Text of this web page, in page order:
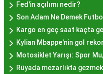
Hayır lokması
mekanlara ve sunulan
gösterir. Genellikle
lokmalarının fiyatları
kalitesiyle uyumlu bir
Fed'in açılımı nedir?
Son Adam Ne Demek
Kargo en geç saat kaçta
Kylian Mbappe'nin gol
Motosiklet Yarışı: Spor
Rüyada mezarlıkta